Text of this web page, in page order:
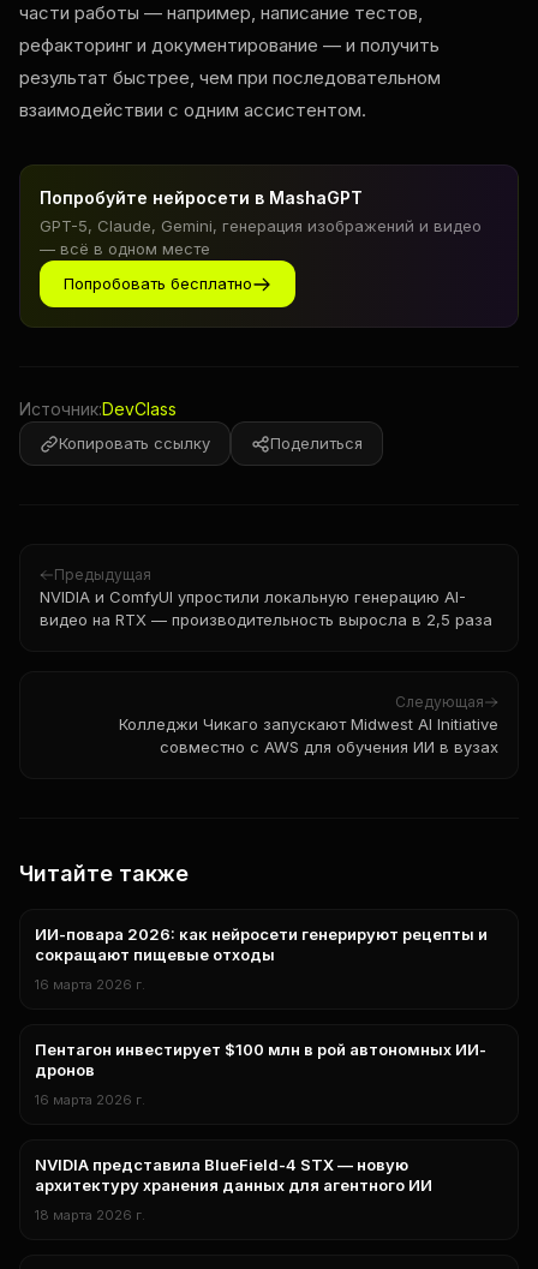
части работы — например, написание тестов,
рефакторинг и документирование — и получить
результат быстрее, чем при последовательном
взаимодействии с одним ассистентом.
Попробуйте нейросети в MashaGPT
GPT-5, Claude, Gemini, генерация изображений и видео
— всё в одном месте
Попробовать бесплатно
Источник:DevClass
Копировать ссылку Поделиться
Предыдущая
NVIDIA и ComfyUI упростили локальную генерацию AI-
видео на RTX — производительность выросла в 2,5 раза
Следующая
Колледжи Чикаго запускают Midwest AI Initiative
совместно с AWS для обучения ИИ в вузах
Читайте также
Технологии
ИИ-повара 2026: как нейросети генерируют рецепты и
сокращают пищевые отходы
16 марта 2026 г.
Технологии
Пентагон инвестирует $100 млн в рой автономных ИИ-
дронов
16 марта 2026 г.
технологии
NVIDIA представила BlueField-4 STX — новую
архитектуру хранения данных для агентного ИИ
18 марта 2026 г.